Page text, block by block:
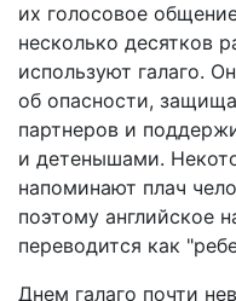
их голосовое
несколько десятков
используют галаго.
об опасности,
партнеров и
и детенышами.
напоминают плач
поэтому английское
переводится как
Днем галаго почти